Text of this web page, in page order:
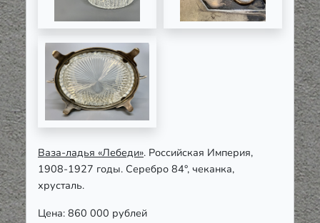
Ваза-ладья «Лебеди». Российская Империя,
1908-1927 годы. Серебро 84°, чеканка,
хрусталь.
Цена: 860 000 рублей